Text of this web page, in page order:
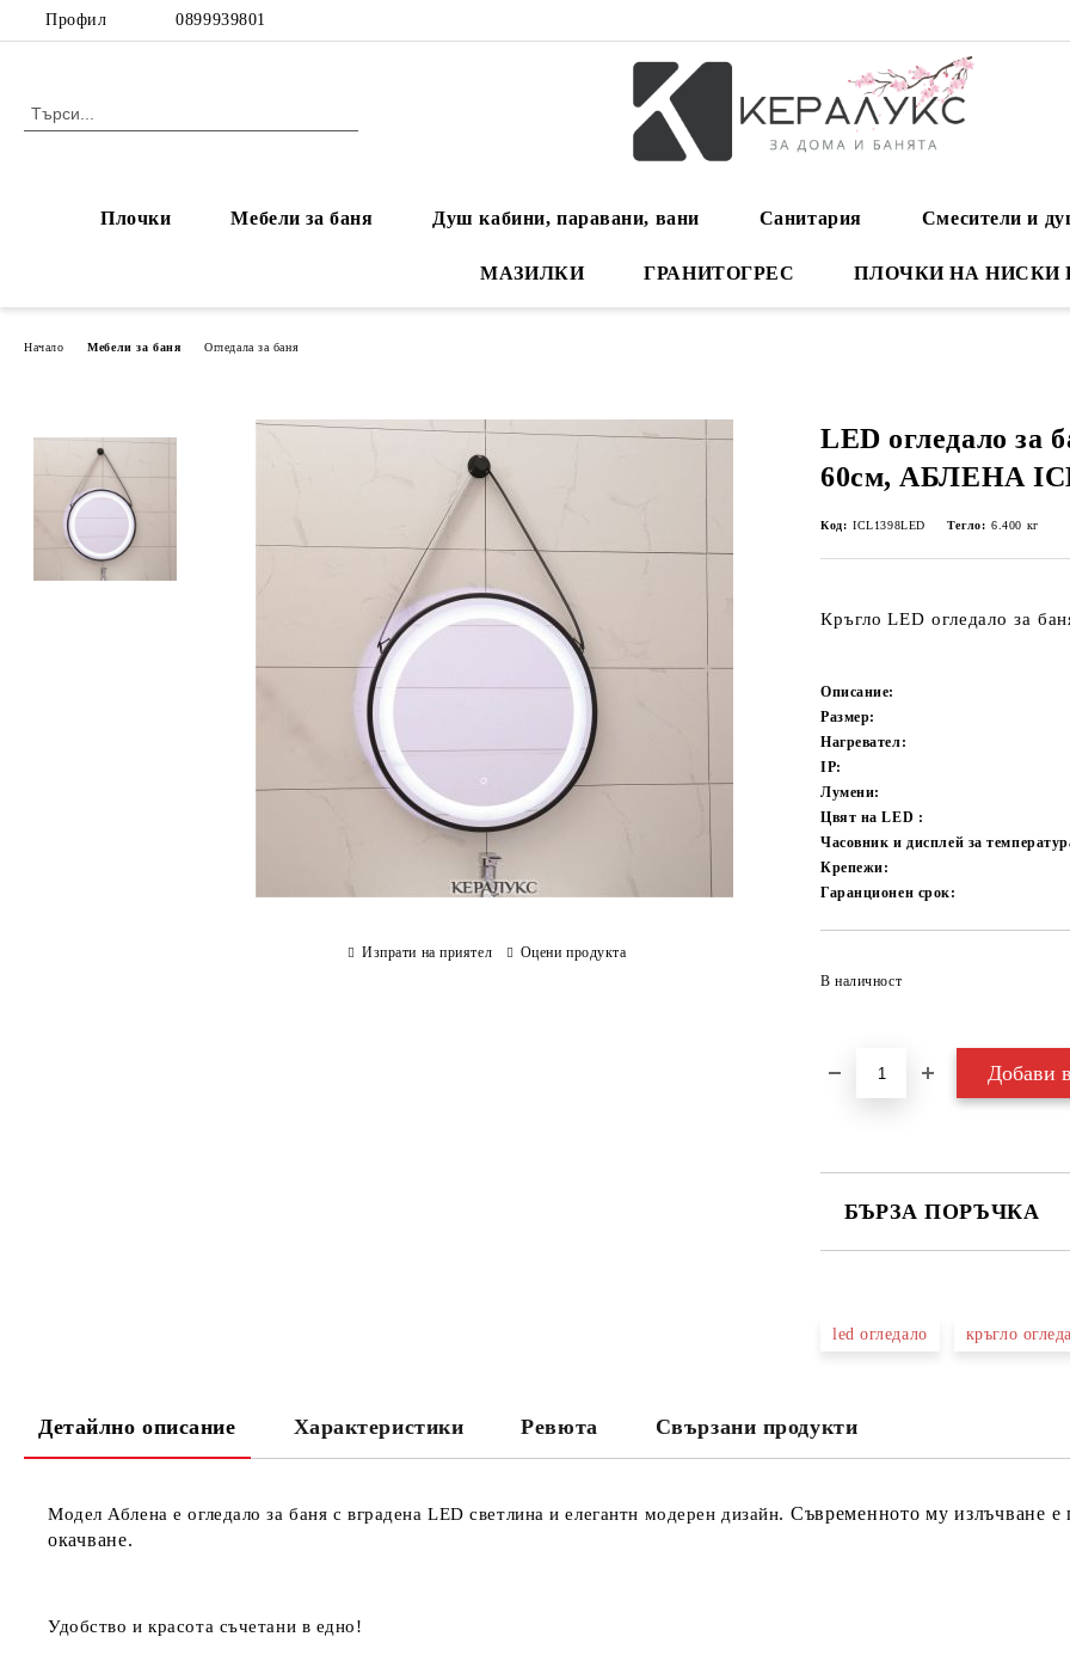
Профил 0899939801
Плочки Мебели за баня Душ кабини, паравани, вани Санитария Смесители и
МАЗИЛКИ ГРАНИТОГРЕС ПЛОЧКИ НА НИСКИ
Начало Мебели за баня Огледала за баня
LED огледало за
60см, АБЛЕНА
Код: ICL1398LED Тегло: 6.400 кг
Кръгло LED огледало за
Описание:
Размер:
Нагревател:
IP:
Лумени:
Цвят на LED :
Часовник и дисплей за
Крепежи:
Гаранционен срок:
В наличност
БЪРЗА ПОРЪЧКА
led огледало кръгло
Изпрати на приятел Оцени продукта
Детайлно описание Характеристики Ревюта Свързани продукти
Модел Аблена е огледало за баня с вградена LED светлина и елегантн модерен дизайн. Съвременното му излъчване е
окачване.
Удобство и красота съчетани в едно!